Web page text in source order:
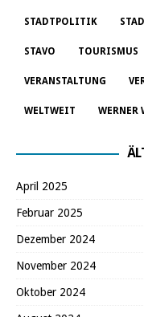
STADTPOLITIK
STAVO TOURISMUS
VERANSTALTUNG
WELTWEIT
April 2025
Februar 2025
Dezember 2024
November 2024
Oktober 2024